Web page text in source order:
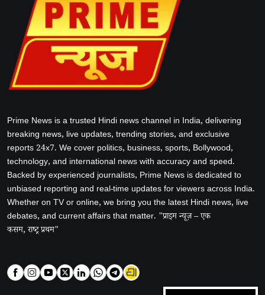
Prime News is a trusted Hindi news channel in India, delivering
breaking news, live updates, trending stories, and exclusive
reports 24x7. We cover politics, business, sports, Bollywood,
technology, and international news with accuracy and speed.
Backed by experienced journalists, Prime News is dedicated to
unbiased reporting and real-time updates for viewers across India.
Whether on TV or online, we bring you the latest Hindi news, live
debates, and current affairs that matter. "प्राइम न्यूज़ – एक
कसम, राष्ट्र प्रथम"